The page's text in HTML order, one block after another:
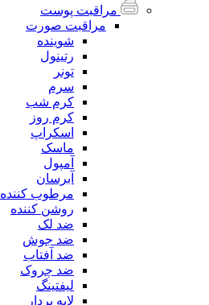
مراقبت پوست
مراقبت صورت
شوینده
رتینول
تونر
سرم
کرم شب
کرم روز
اسکراپ
ماسک
آمپول
آبرسان
مرطوب کننده
روشن کننده
ضد لک
ضد جوش
ضد آفتاب
ضد چروک
لیفتینگ
لایه بردار